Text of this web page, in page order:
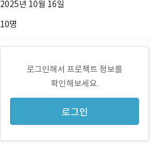
2025년 10월 16일
10명
로그인해서 프로젝트 정보를
확인해보세요.
로그인